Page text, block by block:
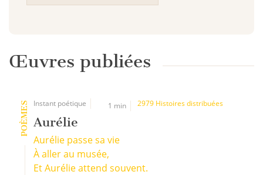
Œuvres publiées
POÈMES Instant poétique 1 min 2979 Histoires distribuées
Aurélie
Aurélie passe sa vie
À aller au musée,
Et Aurélie attend souvent.